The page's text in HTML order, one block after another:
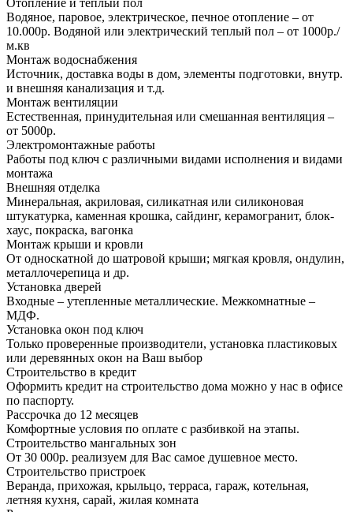
Отопление и теплый пол
Водяное, паровое, электрическое, печное отопление – от
10.000р. Водяной или электрический теплый пол – от 1000р./
м.кв
Монтаж водоснабжения
Источник, доставка воды в дом, элементы подготовки, внутр.
и внешняя канализация и т.д.
Монтаж вентиляции
Естественная, принудительная или смешанная вентиляция –
от 5000р.
Электромонтажные работы
Работы под ключ с различными видами исполнения и видами
монтажа
Внешняя отделка
Минеральная, акриловая, силикатная или силиконовая
штукатурка, каменная крошка, сайдинг, керамогранит, блок-
хаус, покраска, вагонка
Монтаж крыши и кровли
От односкатной до шатровой крыши; мягкая кровля, ондулин,
металлочерепица и др.
Установка дверей
Входные – утепленные металлические. Межкомнатные –
МДФ.
Установка окон под ключ
Только проверенные производители, установка пластиковых
или деревянных окон на Ваш выбор
Строительство в кредит
Оформить кредит на строительство дома можно у нас в офисе
по паспорту.
Рассрочка до 12 месяцев
Комфортные условия по оплате с разбивкой на этапы.
Строительство мангальных зон
От 30 000р. реализуем для Вас самое душевное место.
Строительство пристроек
Веранда, прихожая, крыльцо, терраса, гараж, котельная,
летняя кухня, сарай, жилая комната